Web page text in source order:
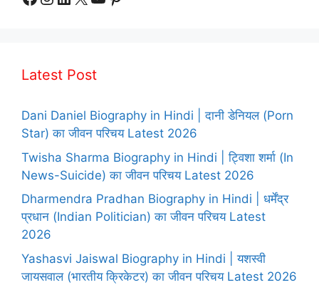
Latest Post
Dani Daniel Biography in Hindi | दानी डेनियल (Porn
Star) का जीवन परिचय Latest 2026
Twisha Sharma Biography in Hindi | ट्विशा शर्मा (In
News-Suicide) का जीवन परिचय Latest 2026
Dharmendra Pradhan Biography in Hindi | धर्मेंद्र
प्रधान (Indian Politician) का जीवन परिचय Latest
2026
Yashasvi Jaiswal Biography in Hindi | यशस्वी
जायसवाल (भारतीय क्रिकेटर) का जीवन परिचय Latest 2026